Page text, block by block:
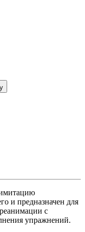
и предназначен для
с
упражнений.